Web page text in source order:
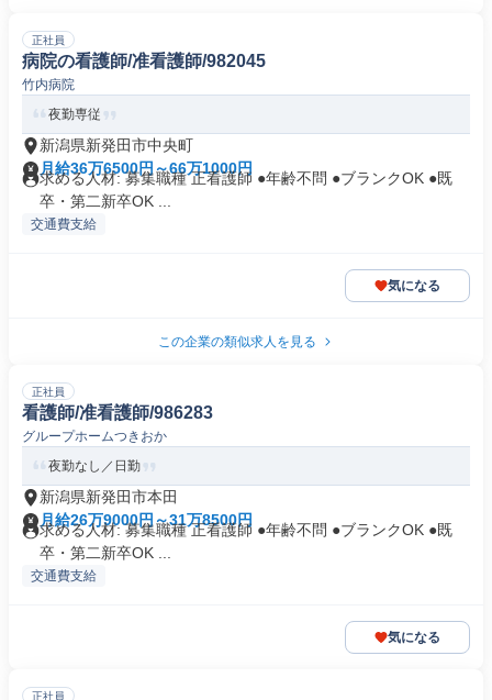
正社員
病院の看護師/准看護師/982045
竹内病院
夜勤専従
新潟県新発田市中央町
月給36万6500円～66万1000円
求める人材: 募集職種 正看護師 ●年齢不問 ●ブランクOK ●既
卒・第二新卒OK ...
交通費支給
気になる
この企業の類似求人を見る
正社員
看護師/准看護師/986283
グループホームつきおか
夜勤なし／日勤
新潟県新発田市本田
月給26万9000円～31万8500円
求める人材: 募集職種 正看護師 ●年齢不問 ●ブランクOK ●既
卒・第二新卒OK ...
交通費支給
気になる
正社員